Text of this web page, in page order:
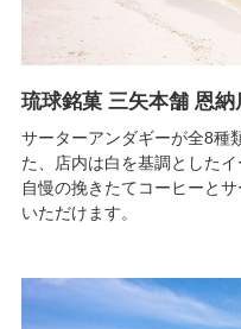
琉球銘菓 三矢本舗 恩納
サーターアンダギーが全8種
た、店内は白を基調とした
自慢の挽きたてコーヒーと
いただけます。